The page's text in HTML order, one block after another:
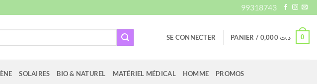
99318743
SE CONNECTER PANIER / د.ت 0,000 0
SOLAIRES BIO & NATUREL MATÉRIEL MÉDICAL HOMME PROMOS